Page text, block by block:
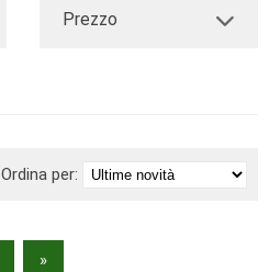
Prezzo
Ordina per:
»